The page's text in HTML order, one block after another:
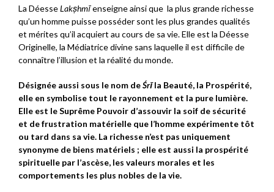
La DéesseLakṣhmīenseigne ainsi que la plus grande richesse
qu’un homme puisse posséder sont les plus grandes qualités
et mérites qu’il acquiert au cours de sa vie. Elle est la Déesse
Originelle, la Médiatrice divine sans laquelle il est difficile de
connaître l’illusion et la réalité du monde.
Désignée aussi sous le nom deŚrīla Beauté, la Prospérité,
elle en symbolise tout le rayonnement et la pure lumière.
Elle est le Suprême Pouvoir d’assouvir la soif de sécurité
et de frustration matérielle que l’homme expérimente tôt
ou tard dans sa vie. La richesse n’est pas uniquement
synonyme de biens matériels ; elle est aussi la prospérité
spirituelle par l’ascèse, les valeurs morales et les
comportements les plus nobles de la vie.